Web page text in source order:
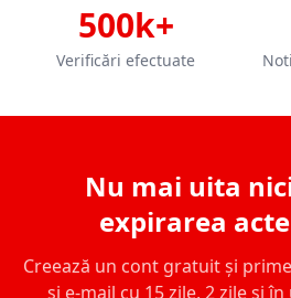
500k+
Verificări efectuate
Nu mai uita
expirarea
Creează un cont gratuit și
și e-mail cu 15 zile, 2 zile și